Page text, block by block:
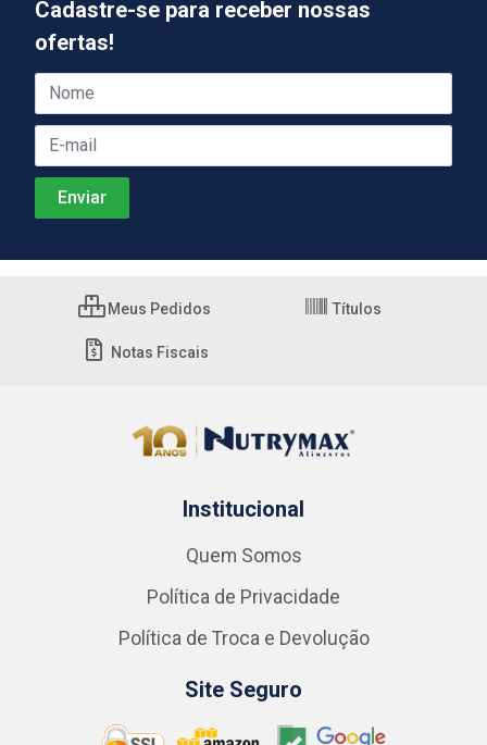
Cadastre-se para receber nossas
ofertas!
Meus Pedidos Títulos
Notas Fiscais
Institucional
Quem Somos
Política de Privacidade
Política de Troca e Devolução
Site Seguro